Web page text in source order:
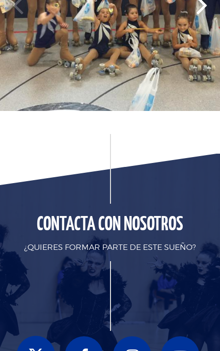
CONTACTA CON NOSOTROS
¿QUIERES FORMAR PARTE DE ESTE SUEÑO?